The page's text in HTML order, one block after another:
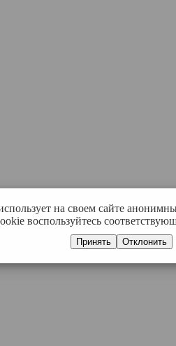
на своем сайте
воспользуйтесь
Принять Отклонить